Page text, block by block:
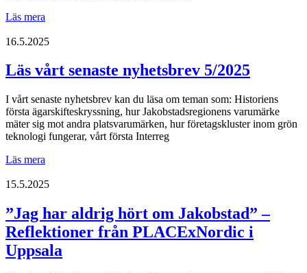
Läs mera
hos
för
digitalisering
befolkningsdata
måste
bevaras
i
och
16.5.2025
Läs vårt senaste nyhetsbrev 5/2025
I vårt senaste nyhetsbrev kan du läsa om teman som: Historiens
första ägarskifteskryssning, hur Jakobstadsregionens varumärke
mäter sig mot andra platsvarumärken, hur företagskluster inom grön
teknologi fungerar, vårt första Interreg
Läs mera
senaste
5/2025
15.5.2025
”Jag har aldrig hört om Jakobstad” –
Reflektioner från PLACExNordic i
Uppsala